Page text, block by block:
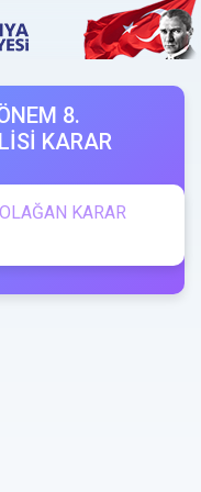
8.
KARAR
KARAR